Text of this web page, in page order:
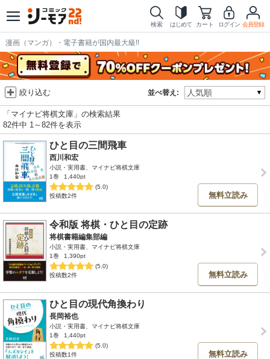
検索 はじめて カート ログイン 会員登録
漫画（マンガ）・電子書籍が国内最大級!!
並べ替え:
絞り込む
「マイナビ将棋文庫」の検索結果
82件中 1～82件を表示
ひと目の三間飛車
西川和宏
小説・実用書、マイナビ将棋文庫
1巻
1,440pt
(5.0)
投稿数2件
無料立読み
令和版 将棋・ひと目の定跡
将棋書籍編集部編
小説・実用書、マイナビ将棋文庫
1巻
1,390pt
(5.0)
投稿数2件
無料立読み
ひと目の現代角換わり
長岡裕也
小説・実用書、マイナビ将棋文庫
1巻
1,440pt
(5.0)
投稿数1件
無料立読み